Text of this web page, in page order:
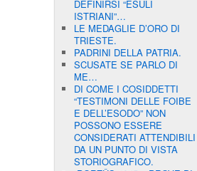
DEFINIRSI “ESULI
ISTRIANI”…
LE MEDAGLIE D’ORO DI
TRIESTE.
PADRINI DELLA PATRIA.
SCUSATE SE PARLO DI
ME…
DI COME I COSIDDETTI
“TESTIMONI DELLE FOIBE
E DELL’ESODO” NON
POSSONO ESSERE
CONSIDERATI ATTENDIBILI
DA UN PUNTO DI VISTA
STORIOGRAFICO.